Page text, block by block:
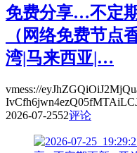
免费分享…不定
（网络免费节点
湾|马来西亚|…
vmess://
2026-07-2552评论